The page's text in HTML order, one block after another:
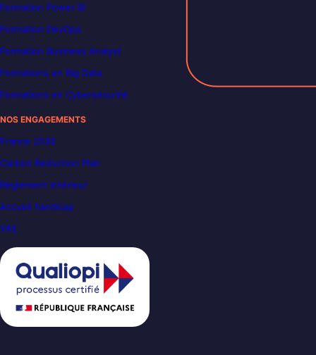
Formation Power BI
Formation DevOps
Formation Business Analyst
Formations en Big Data
Formations en Cybersécurité
NOS ENGAGEMENTS
France 2030
Carbon Reduction Plan
Règlement intérieur
Accueil handicap
VAE